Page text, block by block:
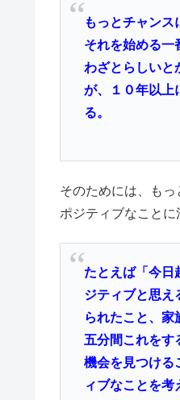
もっとチャンス
それを始める一
わざとらしいと
が、１０年以上
る。
そのためには、もっ
ポジティブなことに
たとえば「今日
ジティブと思え
られたこと、家
五分間これをす
機会を見つける
ィブなことを考